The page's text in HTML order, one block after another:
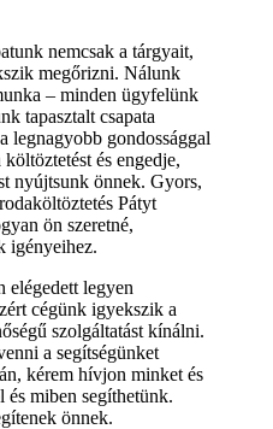
nemcsak a tárgyait,
megőrizni. Nálunk
– minden ügyfelünk
tapasztalt csapata
legnagyobb gondossággal
és engedje,
nyújtsunk önnek. Gyors,
Pátyt
ön szeretné,
igényeihez.
elégedett legyen
cégünk igyekszik a
szolgáltatást kínálni.
a segítségünket
kérem hívjon minket és
miben segíthetünk.
önnek.